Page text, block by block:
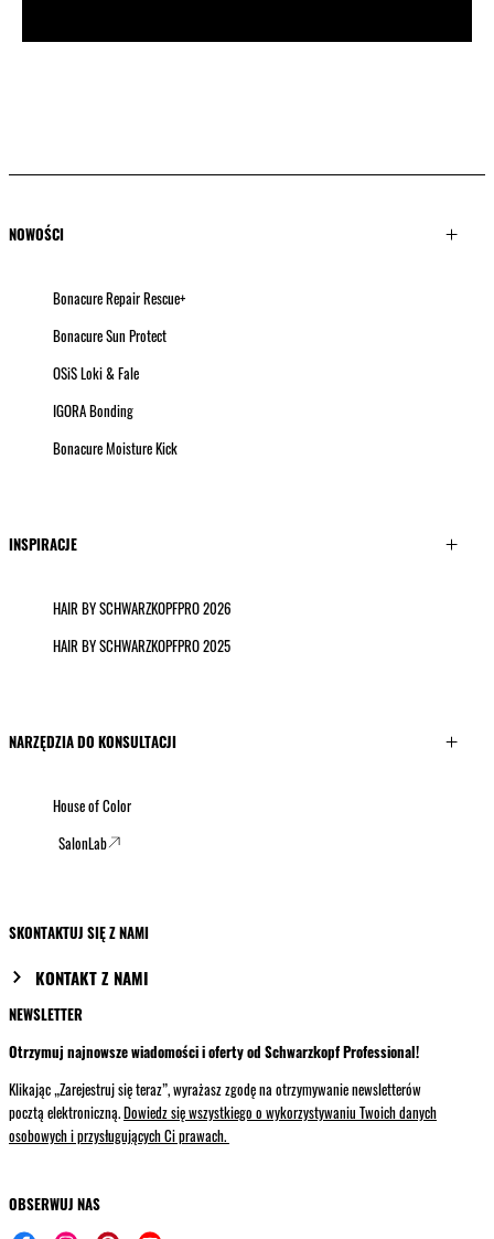
NOWOŚCI
Bonacure Repair Rescue+
Bonacure Sun Protect
OSiS Loki & Fale
IGORA Bonding
Bonacure Moisture Kick
INSPIRACJE
HAIR BY SCHWARZKOPFPRO 2026
HAIR BY SCHWARZKOPFPRO 2025
NARZĘDZIA DO KONSULTACJI
House of Color
SalonLab
SKONTAKTUJ SIĘ Z NAMI
KONTAKT Z NAMI
NEWSLETTER
Otrzymuj najnowsze wiadomości i oferty od Schwarzkopf Professional!
Klikając „Zarejestruj się teraz”, wyrażasz zgodę na otrzymywanie newsletterów
pocztą elektroniczną.Dowiedz się wszystkiego o wykorzystywaniu Twoich danych
osobowych i przysługujących Ci prawach.
OBSERWUJ NAS